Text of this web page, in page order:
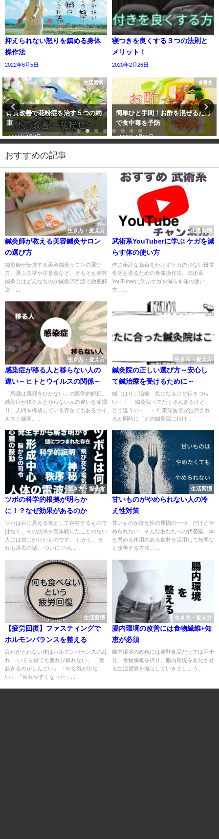
抑えられない怒りを鎮める身体
操作法
2022年6月5日
寝つきを良くする３つの法則と
メリット！
2020年2月26日
生活習慣
体質改善で花粉症を治す５つの約
束
2021年3月3日
食養生
簡単ひと手間！お酢を混ぜるだけ
で食中毒を予防
2023年4月19日
おすすめの記事
生き方・捉え方
鍼灸師が教える美容鍼灸サロン
の選び方
鍼灸師が伝授する美容鍼灸サロンの選び
方。選ぶ基準や注意点など、そもそも美容
鍼灸とはどんなものか鍼灸師目線で徹底解
説！...
生活習慣
武術系YouTuberに学ぶ ケガを減
らす体の使い方
体に余計な負荷をかけずケガの少ない日常
生活を送るための身体操作法。武術系
YouTuberに学ぶケガを減らす体の使い
方。...
生き方・捉え方
感染症が移る人と移らない人の
違い～ヒトとウイルスの関係～
「馬鹿は風邪をひかない」の医学的解釈。
感染症が移る人と移らない人の違いを深掘
り。人間を構成している存在でもあるウイ
ルスと細菌。...
生き方・捉え方
鍼灸院の正しい選び方～安心し
て鍼治療を受けるために～
鍼（はり）治療、気になるけど行きづら
い・・・ 鍼灸院ってたくさんあるけど、
どう違うの・・・？ 東洋医学が注目され
ると同時に「どの鍼灸院に行け...
生き方・捉え方
ツボの科学的根拠が明らか
に！？なぜ効果があるのか
ツボは目に見える形として存在するもので
はなく、その効果を実体験したことのない
人には信じがたいものです。 しかし、そ
れも過去の話。 ついにツボ...
生活習慣
甘いものがやめられない人の冷
え性対策
甘いものが冷え性の原因の一つ。だけどや
められない…そんなあなたへの代替案。体
を温める作用のある食材を活用して無理な
く改善する方法。...
生活習慣
【疲労回復】ファスティングで
ホルモンバランスを整える
疲れがとれない体はホルモンバランスの乱
れ 「いくら寝ても疲れが取れない」 「朝
起きるのがしんどい」 「やる気が出な
い」 「疲れやすくなった」...
生き方・捉え方
腸内環境の改善には食物繊維+知
恵が必須
腸内環境の改善には発酵食品だけでは不十
分！食物繊維を摂り、腸内環境を悪化させ
る生活習慣を減らしていきましょう。...